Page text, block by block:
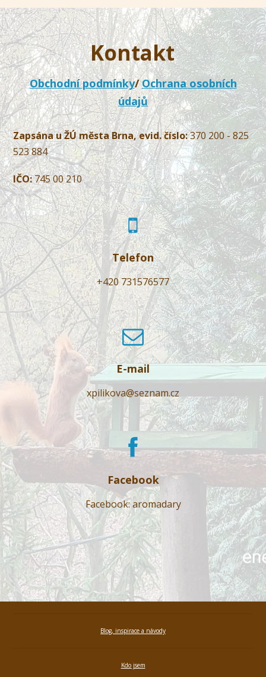
Kontakt
Obchodní podmínky/Ochrana osobních
údajů
Zapsána u ŽÚ města Brna, evid. číslo:370 200 - 825
523 884
IČO:745 00 210
Telefon
+420 731576577
E-mail
xpilikova@seznam.cz
Facebook
Facebook: aromadary
Blog, inspirace a návody
Kdo jsem